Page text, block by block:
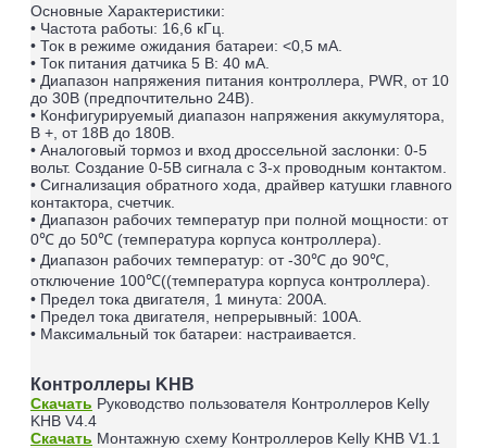
Основные Характеристики:
• Частота работы: 16,6 кГц.
• Ток в режиме ожидания батареи: <0,5 мА.
• Ток питания датчика 5 В: 40 мА.
• Диапазон напряжения питания контроллера, PWR, от 10
до 30В (предпочтительно 24В).
• Конфигурируемый диапазон напряжения аккумулятора,
B +, от 18В до 180В.
• Аналоговый тормоз и вход дроссельной заслонки: 0-5
вольт. Создание 0-5В сигнала с 3-х проводным контактом.
• Сигнализация обратного хода, драйвер катушки главного
контактора, счетчик.
• Диапазон рабочих температур при полной мощности: от
0℃ до 50℃ (температура корпуса контроллера).
• Диапазон рабочих температур: от -30℃ до 90℃,
отключение 100℃((температура корпуса контроллера).
• Предел тока двигателя, 1 минута: 200А.
• Предел тока двигателя, непрерывный: 100А.
• Максимальный ток батареи: настраивается.
Контроллеры KHB
Скачать Руководство пользователя Контроллеров Kelly
KHB V4.4
Скачать Монтажную схему Контроллеров Kelly KHB V1.1